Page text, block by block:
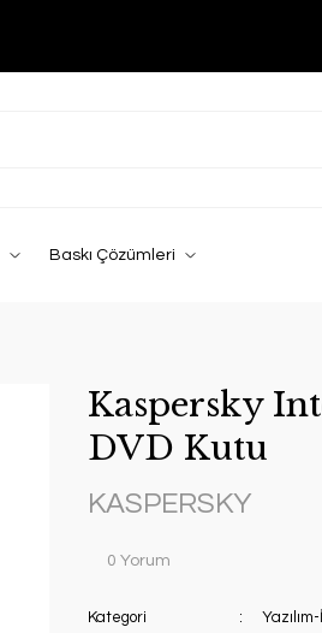
Baskı Çözümleri
Kaspersky
DVD Kutu
KASPERSKY
0 Yorum
Kategori